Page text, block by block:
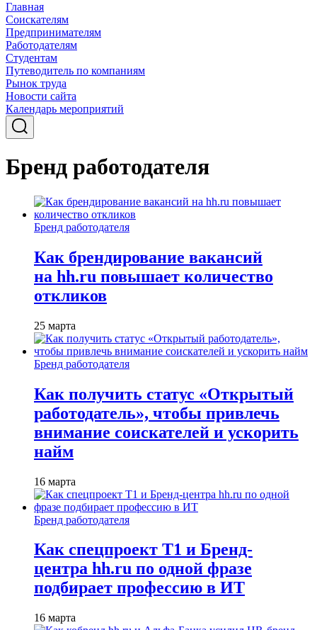
Главная
Соискателям
Предпринимателям
Работодателям
Студентам
Путеводитель по компаниям
Рынок труда
Новости сайта
Календарь мероприятий
Бренд работодателя
Бренд работодателя
Как брендирование вакансий
на hh.ru повышает количество
откликов
25 марта
Бренд работодателя
Как получить статус «Открытый
работодатель», чтобы привлечь
внимание соискателей и ускорить
найм
16 марта
Бренд работодателя
Как спецпроект T1 и Бренд-
центра hh.ru по одной фразе
подбирает профессию в ИТ
16 марта